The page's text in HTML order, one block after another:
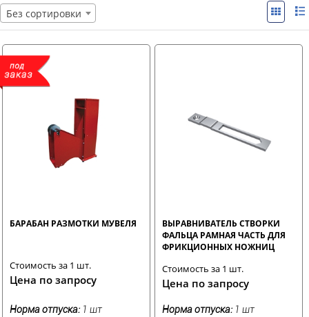
Без сортировки
БАРАБАН РАЗМОТКИ МУВЕЛЯ
Стоимость за 1 шт.
Цена по запросу
Норма отпуска: 1 шт
ВЫРАВНИВАТЕЛЬ СТВОРКИ
ФАЛЬЦА РАМНАЯ ЧАСТЬ ДЛЯ
ФРИКЦИОННЫХ НОЖНИЦ
Стоимость за 1 шт.
Цена по запросу
Норма отпуска: 1 шт